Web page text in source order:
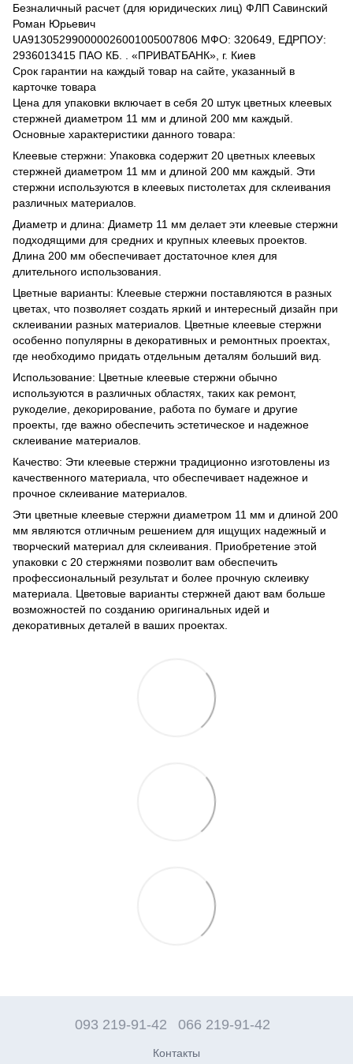
Безналичный расчет (для юридических лиц) ФЛП Савинский
Роман Юрьевич
UA913052990000026001005007806 МФО: 320649, ЕДРПОУ:
2936013415 ПАО КБ. . «ПРИВАТБАНК», г. Киев
Срок гарантии на каждый товар на сайте, указанный в
карточке товара
Цена для упаковки включает в себя 20 штук цветных клеевых
стержней диаметром 11 мм и длиной 200 мм каждый.
Основные характеристики данного товара:
Клеевые стержни: Упаковка содержит 20 цветных клеевых
стержней диаметром 11 мм и длиной 200 мм каждый. Эти
стержни используются в клеевых пистолетах для склеивания
различных материалов.
Диаметр и длина: Диаметр 11 мм делает эти клеевые стержни
подходящими для средних и крупных клеевых проектов.
Длина 200 мм обеспечивает достаточное клея для
длительного использования.
Цветные варианты: Клеевые стержни поставляются в разных
цветах, что позволяет создать яркий и интересный дизайн при
склеивании разных материалов. Цветные клеевые стержни
особенно популярны в декоративных и ремонтных проектах,
где необходимо придать отдельным деталям больший вид.
Использование: Цветные клеевые стержни обычно
используются в различных областях, таких как ремонт,
рукоделие, декорирование, работа по бумаге и другие
проекты, где важно обеспечить эстетическое и надежное
склеивание материалов.
Качество: Эти клеевые стержни традиционно изготовлены из
качественного материала, что обеспечивает надежное и
прочное склеивание материалов.
Эти цветные клеевые стержни диаметром 11 мм и длиной 200
мм являются отличным решением для ищущих надежный и
творческий материал для склеивания. Приобретение этой
упаковки с 20 стержнями позволит вам обеспечить
профессиональный результат и более прочную склеивку
материала. Цветовые варианты стержней дают вам больше
возможностей по созданию оригинальных идей и
декоративных деталей в ваших проектах.
093 219-91-42 066 219-91-42
Контакты